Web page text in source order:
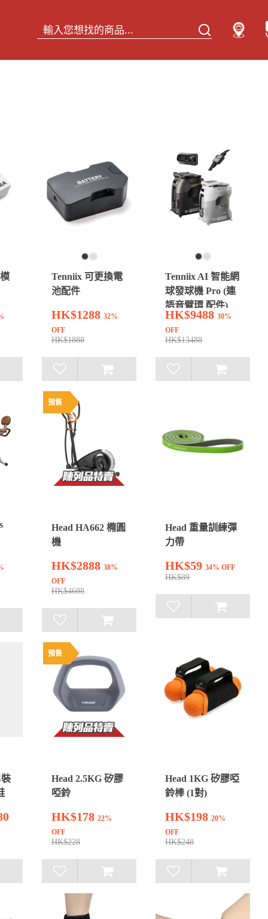
Tenniix 可更換電
池配件
HK$1288 32%
OFF
HK$1888
Tenniix AI 智能網
球發球機 Pro (連
語音臂環 配件)
HK$9488 30%
OFF
HK$13488
預售
Head HA662 橢圓
機
HK$2888 38%
OFF
HK$4688
Head 重量訓練彈
力帶
HK$59 34% OFF
HK$89
預售
Head 2.5KG 矽膠
啞鈴
HK$178 22%
OFF
HK$228
Head 1KG 矽膠啞
鈴棒 (1對)
HK$198 20%
OFF
HK$248